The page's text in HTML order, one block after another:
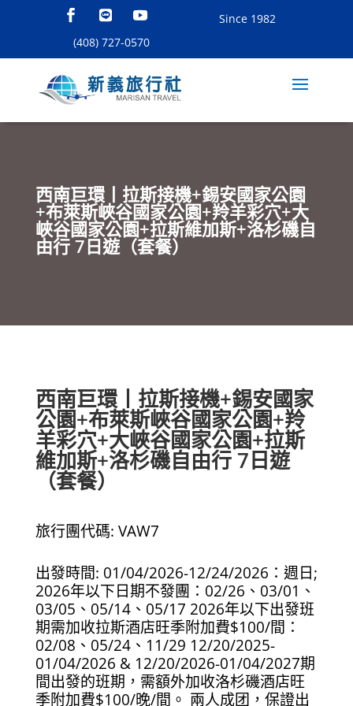
Since 1982
(408) 727-0570
西南巨環丨拉斯接機+錫安國家公園
+布萊斯峽谷國家公園+羚羊彩穴+大
峽谷國家公園+拉斯維加斯+洛杉磯自
由行 7日遊（套餐）
西南巨環丨拉斯接機+錫安國家
公園+布萊斯峽谷國家公園+羚
羊彩穴+大峽谷國家公園+拉斯
維加斯+洛杉磯自由行 7日遊
（套餐）
旅行團代碼: VAW7
出發時間: 01/04/2026-12/24/2026：週日;
2026年以下日期不發團：02/26、03/01、
03/05、05/14、05/17 2026年以下出發班
期需加收拉斯酒店旺季附加費$100/間：
02/08、05/24、11/29 12/20/2025-
01/04/2026 & 12/20/2026-01/04/2027期
間出發的班期，需額外加收洛杉磯酒店旺
季附加費$100/晚/間。 兩人成团，保證出